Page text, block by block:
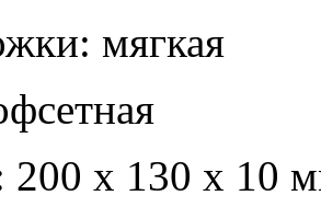
мягкая
200 х 130 х 10